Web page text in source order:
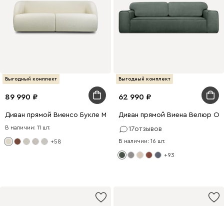
Выгодный комплект
89 990
Диван прямой Виенсо Букле Молочный
В наличии: 11 шт.
+58
Выгодный комплект
62 990
Диван прямой Виена Велюр
17отзывов
В наличии: 16 шт.
+93